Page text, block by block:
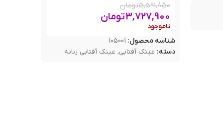
5,591,850تومان
3,727,900تومان
ناموجود
شناسه محصول: 105001
دسته: عینک آفتابی, عینک آفتابی زنانه